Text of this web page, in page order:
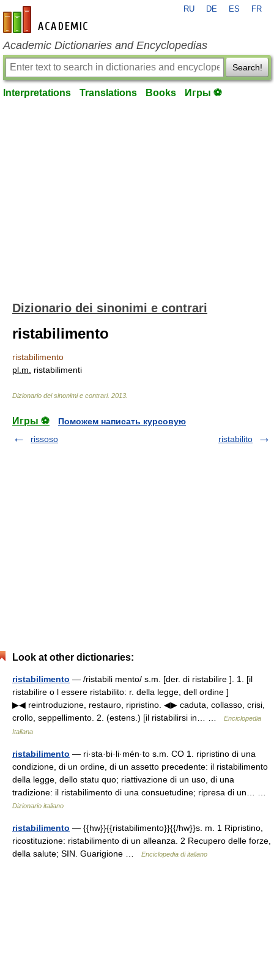
en-academic.com
RU DE ES FR
Academic Dictionaries and Encyclopedias
Search!
Interpretations Translations Books Игры ⚽
Dizionario dei sinonimi e contrari
ristabilimento
ristabilimento
pl. m. ristabilimenti
Dizionario dei sinonimi e contrari. 2013
Игры ⚽
Поможем написать курсовую
rissoso
ristabilito
Look at other dictionaries:
ristabilimento — /ristabili mento/ s.m. [der. di ristabilire ]. 1. [il
ristabilire o l essere ristabilito: r. della legge, dell ordine ]
▶◀ reintroduzione, restauro, ripristino. ◀▶ caduta, collasso, crisi,
crollo, seppellimento. 2. (estens.) [il ristabilirsi in… …
Enciclopedia
Italiana
ristabilimento — ri·sta·bi·li·mén·to s.m. CO 1. ripristino di una
condizione, di un ordine, di un assetto precedente: il ristabilimento
della legge, dello statu quo; riattivazione di un uso, di una
tradizione: il ristabilimento di una consuetudine; ripresa di un… …
Dizionario italiano
ristabilimento — {{hw}}{{ristabilimento}}{{/hw}}s. m. 1 Ripristino,
ricostituzione: ristabilimento di un alleanza. 2 Recupero delle forze,
della salute; SIN. Guarigione …
Enciclopedia di italiano